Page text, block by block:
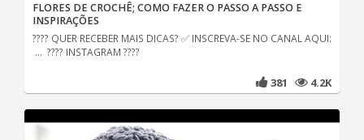
FLORES DE CROCHÊ; COMO FAZER O PASSO A PASSO E
INSPIRAÇÕES
???? QUER RECEBER MAIS DICAS? ✅ INSCREVA-SE NO CANAL AQUI:
... ???? INSTAGRAM ????
381 4.2K